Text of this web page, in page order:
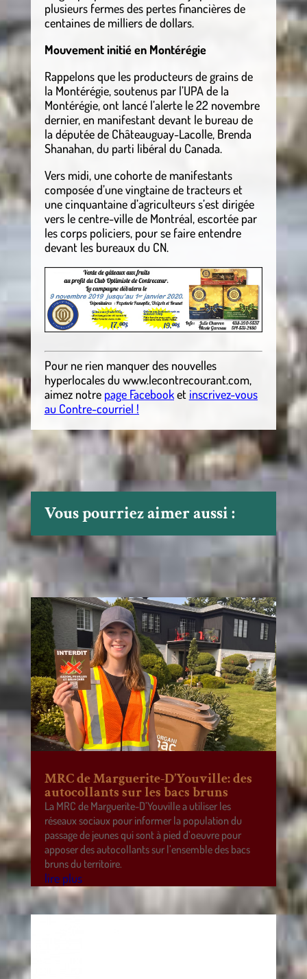
plusieurs fermes des pertes financières de
centaines de milliers de dollars.
Mouvement initié en Montérégie
Rappelons que les producteurs de grains de
la Montérégie, soutenus par l’UPA de la
Montérégie, ont lancé l’alerte le 22 novembre
dernier, en manifestant devant le bureau de
la députée de Châteauguay-Lacolle, Brenda
Shanahan, du parti libéral du Canada.
Vers midi, une cohorte de manifestants
composée d’une vingtaine de tracteurs et
une cinquantaine d’agriculteurs s’est dirigée
vers le centre-ville de Montréal, escortée par
les corps policiers, pour se faire entendre
devant les bureaux du CN.
Pour ne rien manquer des nouvelles
hyperlocalesdu www.lecontrecourant.com,
aimez notre page Facebooket inscrivez-vous
au Contre-courriel !
Vous pourriez aimer aussi :
MRC de Marguerite-D’Youville: des
autocollants sur les bacs bruns
La MRC de Marguerite-D’Youville a utiliser les
réseaux sociaux pour informer la population du
passage de jeunes qui sont à pied d’oeuvre pour
apposer des autocollants sur l’ensemble des bacs
bruns du territoire.
lire plus